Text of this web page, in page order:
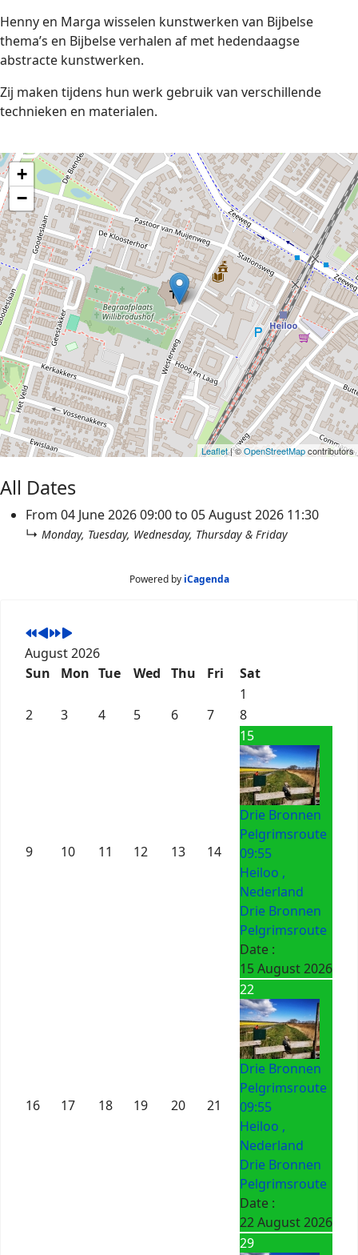
Henny en Marga wisselen kunstwerken van Bijbelse
thema’s en Bijbelse verhalen af met hedendaagse
abstracte kunstwerken.
Zij maken tijdens hun werk gebruik van verschillende
technieken en materialen.
+
−
Leaflet| ©OpenStreetMapcontributors
All Dates
From 04 June 202609:00to 05 August 2026 11:30
↳ Monday, Tuesday, Wednesday, Thursday & Friday
Powered by iCagenda
August 2026
Sun
Mon Tue Wed Thu Fri
Sat
1
2
3 4 5 6 7 8
9 10 11 12 13 14
15
Drie Bronnen
Pelgrimsroute
09:55
Heiloo ,
Nederland
Drie Bronnen
Pelgrimsroute
Date :
15 August 2026
16 17 18 19 20 21
22
Drie Bronnen
Pelgrimsroute
09:55
Heiloo ,
Nederland
Drie Bronnen
Pelgrimsroute
Date :
22 August 2026
29